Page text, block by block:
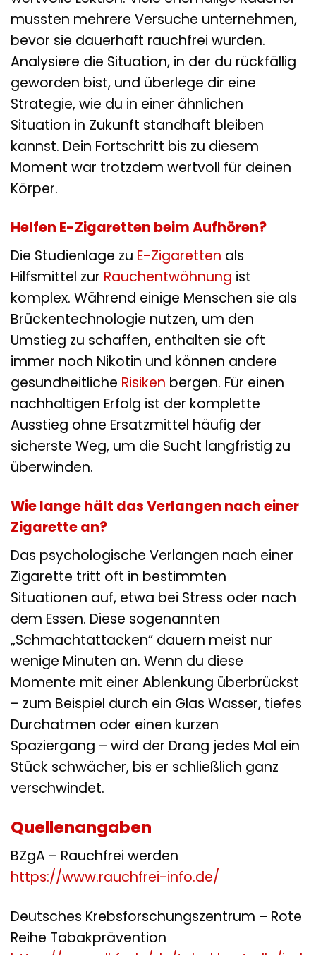
wertvolle Lektion. Viele ehemalige Raucher
mussten mehrere Versuche unternehmen,
bevor sie dauerhaft rauchfrei wurden.
Analysiere die Situation, in der du rückfällig
geworden bist, und überlege dir eine
Strategie, wie du in einer ähnlichen
Situation in Zukunft standhaft bleiben
kannst. Dein Fortschritt bis zu diesem
Moment war trotzdem wertvoll für deinen
Körper.
Helfen E-Zigaretten beim Aufhören?
Die Studienlage zu E-Zigaretten als
Hilfsmittel zur Rauchentwöhnung ist
komplex. Während einige Menschen sie als
Brückentechnologie nutzen, um den
Umstieg zu schaffen, enthalten sie oft
immer noch Nikotin und können andere
gesundheitliche Risiken bergen. Für einen
nachhaltigen Erfolg ist der komplette
Ausstieg ohne Ersatzmittel häufig der
sicherste Weg, um die Sucht langfristig zu
überwinden.
Wie lange hält das Verlangen nach einer
Zigarette an?
Das psychologische Verlangen nach einer
Zigarette tritt oft in bestimmten
Situationen auf, etwa bei Stress oder nach
dem Essen. Diese sogenannten
„Schmachtattacken“ dauern meist nur
wenige Minuten an. Wenn du diese
Momente mit einer Ablenkung überbrückst
– zum Beispiel durch ein Glas Wasser, tiefes
Durchatmen oder einen kurzen
Spaziergang – wird der Drang jedes Mal ein
Stück schwächer, bis er schließlich ganz
verschwindet.
Quellenangaben
BZgA – Rauchfrei werden
https://www.rauchfrei-info.de/
Deutsches Krebsforschungszentrum – Rote
Reihe Tabakprävention